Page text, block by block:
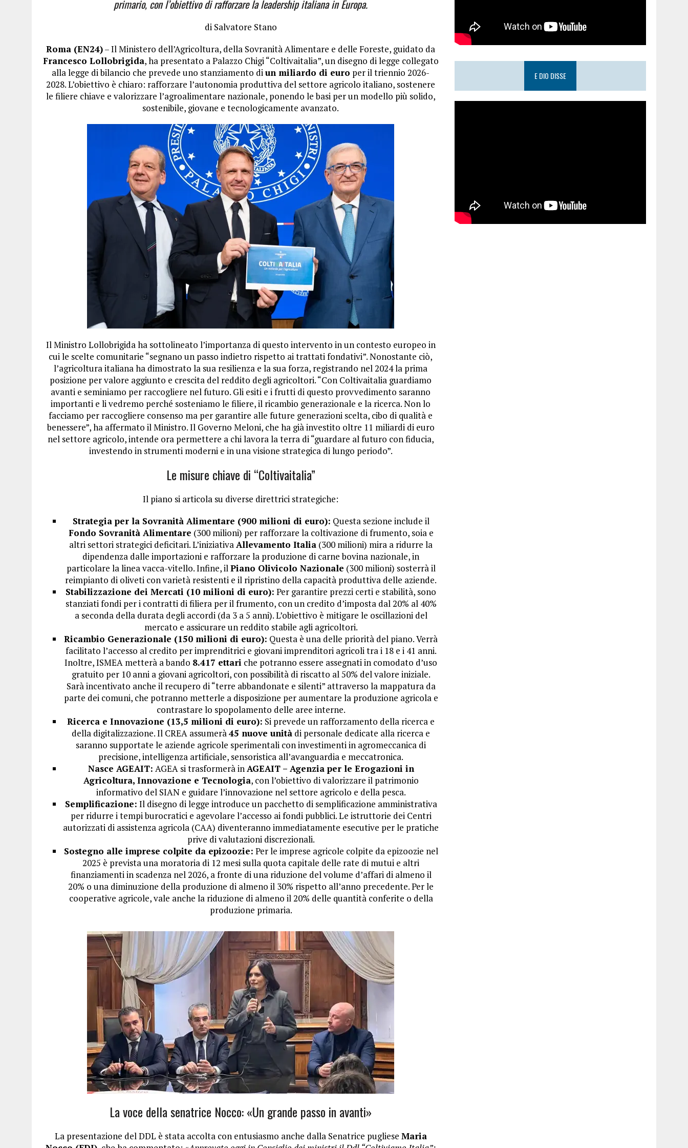
primario, con l’obiettivo di rafforzare la leadership italiana in Europa.
di Salvatore Stano
Roma (EN24)– Il Ministero dell’Agricoltura, della Sovranità Alimentare e delle Foreste, guidato da
Francesco Lollobrigida, ha presentato a Palazzo Chigi “Coltivaitalia”, un disegno di legge collegato
alla legge di bilancio che prevede uno stanziamento diun miliardo di euro per il triennio 2026-
2028. L’obiettivo è chiaro: rafforzare l’autonomia produttiva del settore agricolo italiano, sostenere
le filiere chiave e valorizzare l’agroalimentare nazionale, ponendo le basi per un modello più solido,
sostenibile, giovane e tecnologicamente avanzato.
Il Ministro Lollobrigida ha sottolineato l’importanza di questo intervento in un contesto europeo in
cui le scelte comunitarie “segnano un passo indietro rispetto ai trattati fondativi”. Nonostante ciò,
l’agricoltura italiana ha dimostrato la sua resilienza e la sua forza, registrando nel 2024 la prima
posizione per valore aggiunto e crescita del reddito degli agricoltori. “Con Coltivaitalia guardiamo
avanti e seminiamo per raccogliere nel futuro. Gli esiti e i frutti di questo provvedimento saranno
importanti e li vedremo perché sosteniamo le filiere, il ricambio generazionale e la ricerca. Non lo
facciamo per raccogliere consenso ma per garantire alle future generazioni scelta, cibo di qualità e
benessere”, ha affermato il Ministro. Il Governo Meloni, che ha già investito oltre 11 miliardi di euro
nel settore agricolo, intende ora permettere a chi lavora la terra di “guardare al futuro con fiducia,
investendo in strumenti moderni e in una visione strategica di lungo periodo”.
Le misure chiave di “Coltivaitalia”
Il piano si articola su diverse direttrici strategiche:
Strategia per la Sovranità Alimentare (900 milioni di euro): Questa sezione include il
Fondo Sovranità Alimentare (300 milioni) per rafforzare la coltivazione di frumento, soia e
altri settori strategici deficitari. L’iniziativaAllevamento Italia (300 milioni) mira a ridurre la
dipendenza dalle importazioni e rafforzare la produzione di carne bovina nazionale, in
particolare la linea vacca-vitello. Infine, ilPiano Olivicolo Nazionale (300 milioni) sosterrà il
reimpianto di oliveti con varietà resistenti e il ripristino della capacità produttiva delle aziende.
Stabilizzazione dei Mercati (10 milioni di euro): Per garantire prezzi certi e stabilità, sono
stanziati fondi per i contratti di filiera per il frumento, con un credito d’imposta dal 20% al 40%
a seconda della durata degli accordi (da 3 a 5 anni). L’obiettivo è mitigare le oscillazioni del
mercato e assicurare un reddito stabile agli agricoltori.
Ricambio Generazionale (150 milioni di euro): Questa è una delle priorità del piano. Verrà
facilitato l’accesso al credito per imprenditrici e giovani imprenditori agricoli tra i 18 e i 41 anni.
Inoltre, ISMEA metterà a bando 8.417 ettari che potranno essere assegnati in comodato d’uso
gratuito per 10 anni a giovani agricoltori, con possibilità di riscatto al 50% del valore iniziale.
Sarà incentivato anche il recupero di “terre abbandonate e silenti” attraverso la mappatura da
parte dei comuni, che potranno metterle a disposizione per aumentare la produzione agricola e
contrastare lo spopolamento delle aree interne.
Ricerca e Innovazione (13,5 milioni di euro): Si prevede un rafforzamento della ricerca e
della digitalizzazione. Il CREA assumerà45 nuove unità di personale dedicate alla ricerca e
saranno supportate le aziende agricole sperimentali con investimenti in agromeccanica di
precisione, intelligenza artificiale, sensoristica all’avanguardia e meccatronica.
Nasce AGEAIT: AGEA si trasformerà inAGEAIT – Agenzia per le Erogazioni in
Agricoltura, Innovazione e Tecnologia, con l’obiettivo di valorizzare il patrimonio
informativo del SIAN e guidare l’innovazione nel settore agricolo e della pesca.
Semplificazione: Il disegno di legge introduce un pacchetto di semplificazione amministrativa
per ridurre i tempi burocratici e agevolare l’accesso ai fondi pubblici. Le istruttorie dei Centri
autorizzati di assistenza agricola (CAA) diventeranno immediatamente esecutive per le pratiche
prive di valutazioni discrezionali.
Sostegno alle imprese colpite da epizoozie: Per le imprese agricole colpite da epizoozie nel
2025 è prevista una moratoria di 12 mesi sulla quota capitale delle rate di mutui e altri
finanziamenti in scadenza nel 2026, a fronte di una riduzione del volume d’affari di almeno il
20% o una diminuzione della produzione di almeno il 30% rispetto all’anno precedente. Per le
cooperative agricole, vale anche la riduzione di almeno il 20% delle quantità conferite o della
produzione primaria.
La voce della senatrice Nocco: «Un grande passo in avanti»
La presentazione del DDL è stata accolta con entusiasmo anche dalla Senatrice pugliese Maria
E DIO DISSE